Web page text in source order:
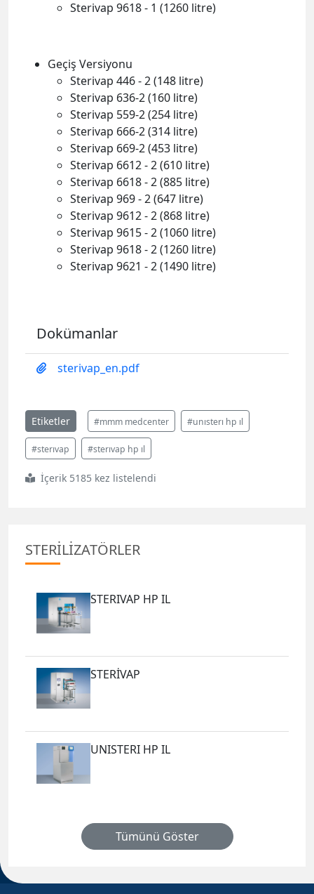
Sterivap 9618 - 1 (1260 litre)
Geçiş Versiyonu
Sterivap 446 - 2 (148 litre)
Sterivap 636-2 (160 litre)
Sterivap 559-2 (254 litre)
Sterivap 666-2 (314 litre)
Sterivap 669-2 (453 litre)
Sterivap 6612 - 2 (610 litre)
Sterivap 6618 - 2 (885 litre)
Sterivap 969 - 2 (647 litre)
Sterivap 9612 - 2 (868 litre)
Sterivap 9615 - 2 (1060 litre)
Sterivap 9618 - 2 (1260 litre)
Sterivap 9621 - 2 (1490 litre)
Dokümanlar
sterivap_en.pdf
Etiketler #mmm medcenter #unısterı hp ıl
#sterıvap #sterıvap hp ıl
İçerik 5185 kez listelendi
STERİLİZATÖRLER
STERIVAP HP IL
STERİVAP
UNISTERI HP IL
Tümünü Göster